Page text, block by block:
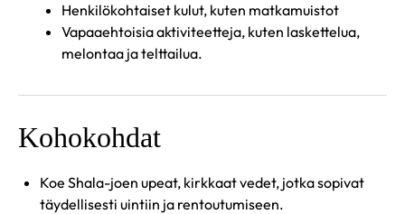
Henkilökohtaiset kulut, kuten matkamuistot
Vapaaehtoisia aktiviteetteja, kuten laskettelua,
melontaa ja telttailua.
Kohokohdat
Koe Shala-joen upeat, kirkkaat vedet, jotka sopivat
täydellisesti uintiin ja rentoutumiseen.